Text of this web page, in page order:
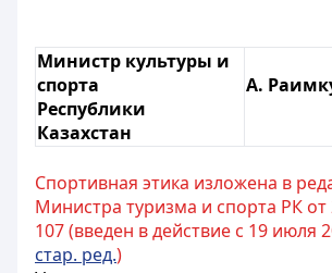
Министр культуры и
спорта
Республики
Казахстан
А.
Спортивная этика изложена в
Министра туризма и спорта РК от
107 (введен в действие с 19 июля
стар. ред.)